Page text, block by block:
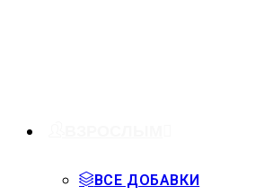
ВСЕ ДОБАВКИ